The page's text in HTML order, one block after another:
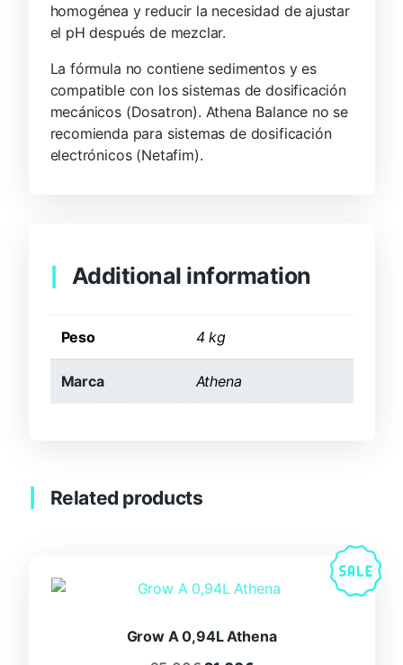
homogénea y reducir la necesidad de ajustar
el pH después de mezclar.
La fórmula no contiene sedimentos y es
compatible con los sistemas de dosificación
mecánicos (Dosatron). Athena Balance no se
recomienda para sistemas de dosificación
electrónicos (Netafim).
Additional information
Peso 4 kg
Marca Athena
Related products
Grow A 0,94L Athena